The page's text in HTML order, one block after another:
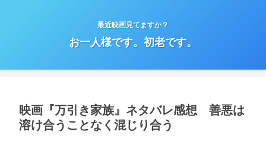
最近映画見てますか？
お一人様です。初老です。
映画『万引き家族』ネタバレ感想 善悪は
溶け合うことなく混じり合う